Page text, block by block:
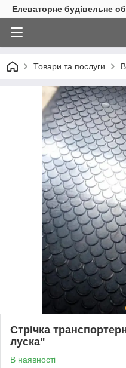
Елеваторне будівельне
Товари та послуги
Стрічка
луска"
В наявності